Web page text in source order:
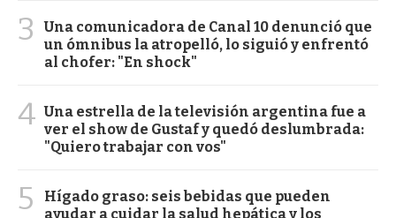
3
Una comunicadora de Canal 10 denunció que
un ómnibus la atropelló, lo siguió y enfrentó
al chofer: "En shock"
4 Una estrella de la televisión argentina fue a
ver el show de Gustaf y quedó deslumbrada:
"Quiero trabajar con vos"
5
Hígado graso: seis bebidas que pueden
ayudar a cuidar la salud hepática y los